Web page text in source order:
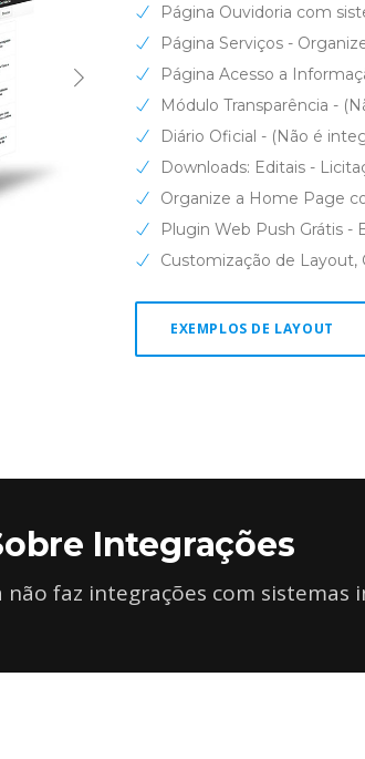
Página Ouvidoria com
Página Serviços -
Página Acesso a
Módulo Transparência -
Diário Oficial - (Não é
Downloads: Editais -
Organize a Home Page
Plugin Web Push Grátis -
Customização de Layout,
EXEMPLOS DE LAYOUT
Integrações
faz integrações com